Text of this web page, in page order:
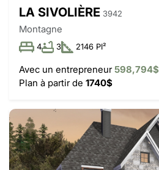
LA SIVOLIÈRE 3942
Montagne
4 3 2146 PI²
Avec un entrepreneur598,794$
Plan à partir de 1740$